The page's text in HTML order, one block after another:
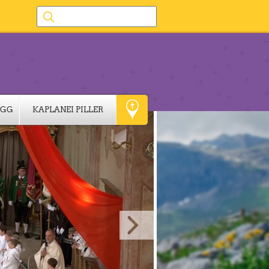
KAPLANEI PILLER